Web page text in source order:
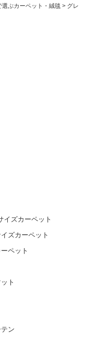
選ぶカーペット・絨毯 > グレ
イズカーペット
ズカーペット
ペット
ト
ン